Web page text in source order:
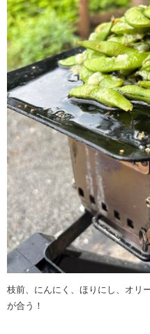
枝前、にんにく、ほりにし、オリ
が合う！